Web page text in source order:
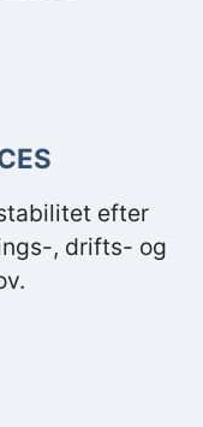
efter
, drifts- og